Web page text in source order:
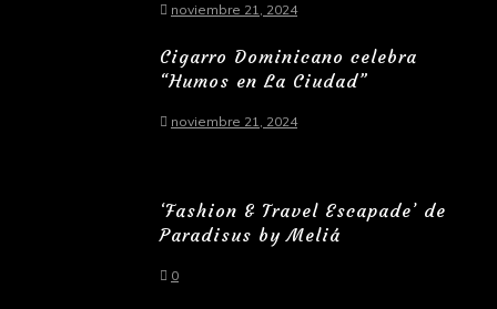
noviembre 21, 2024
Cigarro Dominicano celebra
“Humos en La Ciudad”
noviembre 21, 2024
‘Fashion & Travel Escapade’ de
Paradisus by Meliá
0